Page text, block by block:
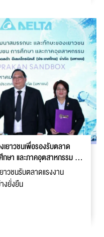
ยาวชนเพื่อรองรับตลาด
ษา และภาคอุตสาหกรรม (I-
วชนรับตลาดแรงงาน
งยั่งยืน